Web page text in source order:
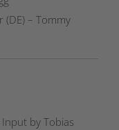
(DE) – Tommy
Input by Tobias